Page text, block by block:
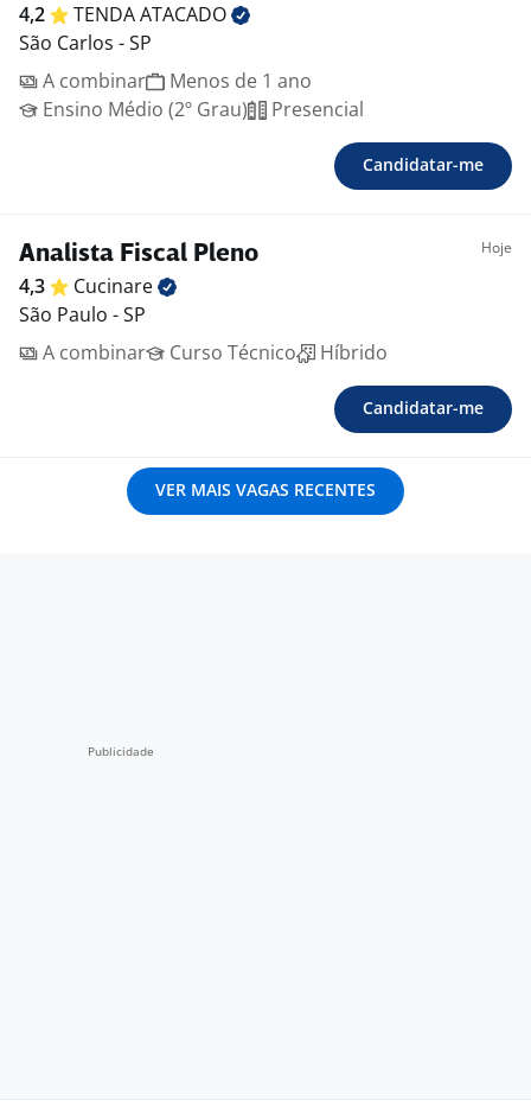
4,2 TENDAATACADO
São Carlos - SP
A combinar
Menos de 1 ano
Ensino Médio (2º Grau)
Presencial
Candidatar-me
Analista Fiscal Pleno Hoje
4,3
Cucinare
São Paulo - SP
A combinar
Curso Técnico Híbrido
Candidatar-me
VER MAIS VAGAS RECENTES